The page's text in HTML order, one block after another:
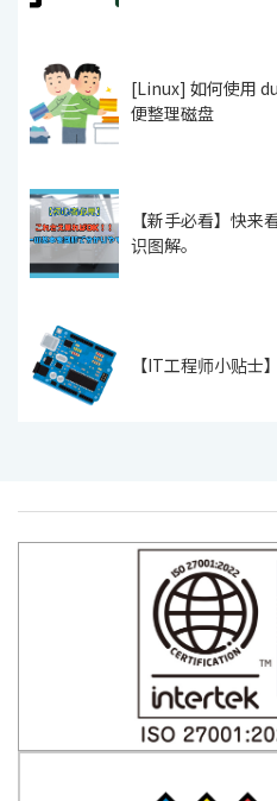
[Linux] 如何使用
便整理磁盘
【新手必看】快
识图解。
【IT工程师小贴士